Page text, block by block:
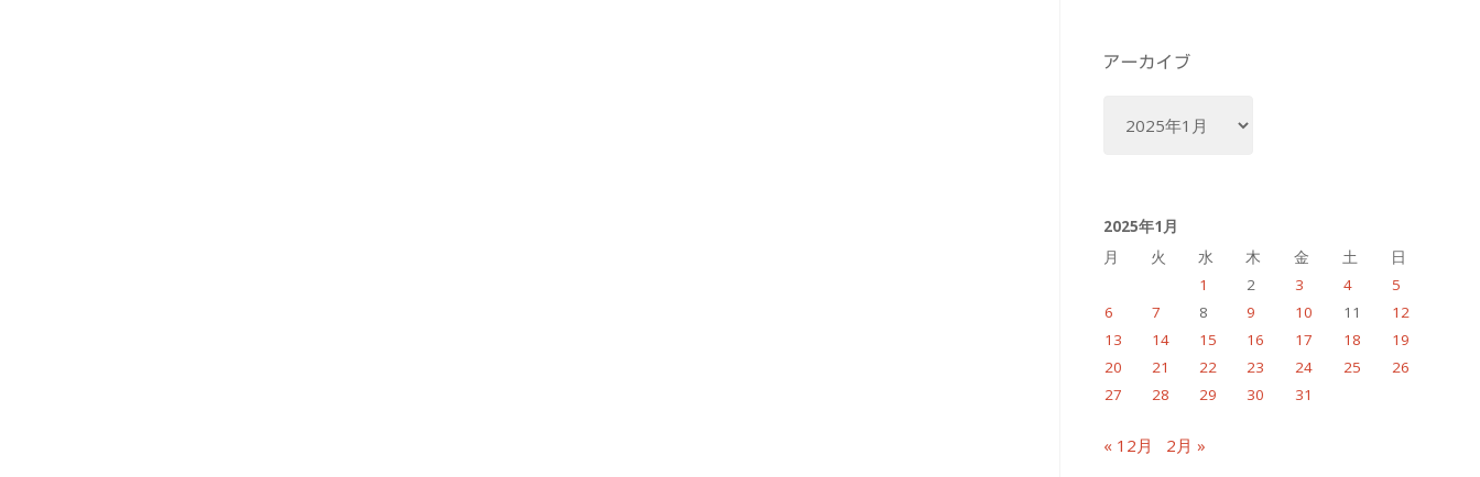
ー
アーカイブ
ブ
2025年1月
月
火 水 木 金 土
日
1
2 3 4
5
6
7 8 9 10 11
12
13
14 15 16 17 18
19
20
21 22 23 24 25
26
27
28 29 30 31
« 12月 2月 »